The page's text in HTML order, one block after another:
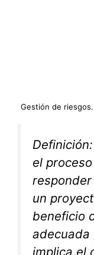
Gestión de
el
un
beneficio
adecuada
implica el